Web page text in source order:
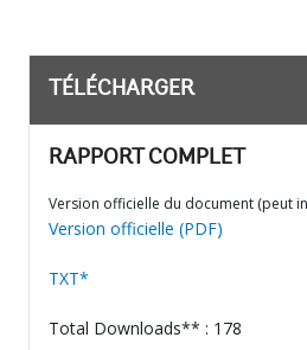
TÉLÉCHARGER
RAPPORT COMPLET
Version officielle du document (peut
Version officielle (PDF)
TXT*
Total Downloads** : 178